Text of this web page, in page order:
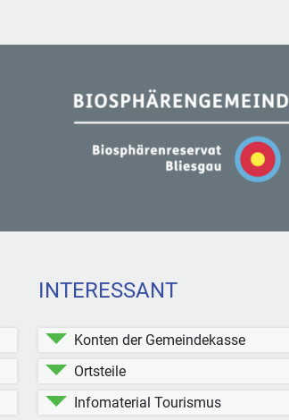
INTERESSANT
Konten der Gemeindekasse
Ortsteile
Infomaterial Tourismus